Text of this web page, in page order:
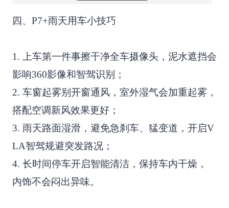
四、P7+雨天用车小技巧
1. 上车第一件事擦干净全车摄像头，泥水遮挡会
影响360影像和智驾识别；
2. 车窗起雾别开窗通风，室外湿气会加重起雾，
搭配空调新风效果更好；
3. 雨天路面湿滑，避免急刹车、猛变道，开启V
LA智驾规避突发路况；
4. 长时间停车开启智能清洁，保持车内干燥，
内饰不会闷出异味。